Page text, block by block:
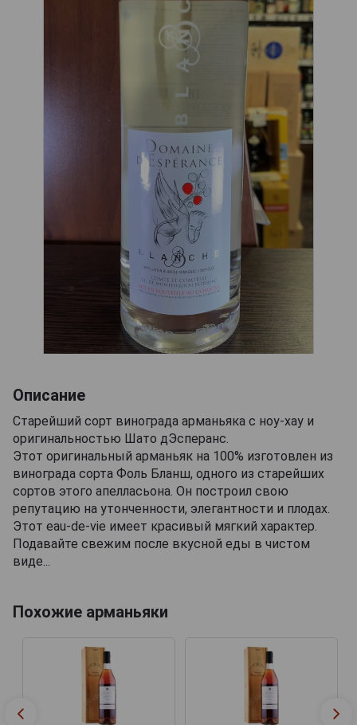
Описание
Старейший сорт винограда арманьяка с ноу-хау и
оригинальностью Шато дЭсперанс.
Этот оригинальный арманьяк на 100% изготовлен из
винограда сорта Фоль Бланш, одного из старейших
сортов этого апелласьона. Он построил свою
репутацию на утонченности, элегантности и плодах.
Этот eau-de-vie имеет красивый мягкий характер.
Подавайте свежим после вкусной еды в чистом
виде...
Похожие арманьяки